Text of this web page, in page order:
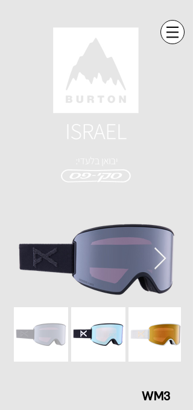
WM3